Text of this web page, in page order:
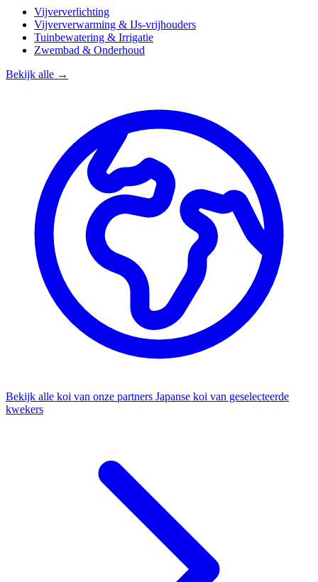
Vijververlichting
Vijververwarming & IJs-vrijhouders
Tuinbewatering & Irrigatie
Zwembad & Onderhoud
Bekijk alle →
Bekijk alle koi van onze partners Japanse koi van geselecteerde
kwekers